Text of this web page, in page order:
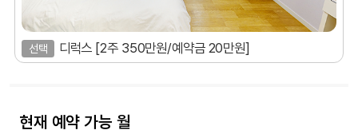
디럭스 [2주 350만원/예약금 20만원]
현재 예약 가능 월